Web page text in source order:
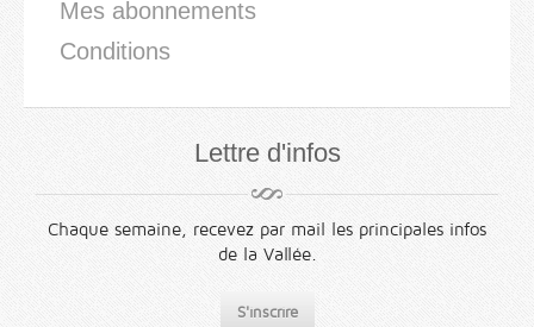
Mes abonnements
Conditions
Lettre d'infos
Chaque semaine, recevez par mail les principales infos
de la Vallée.
S'inscrire